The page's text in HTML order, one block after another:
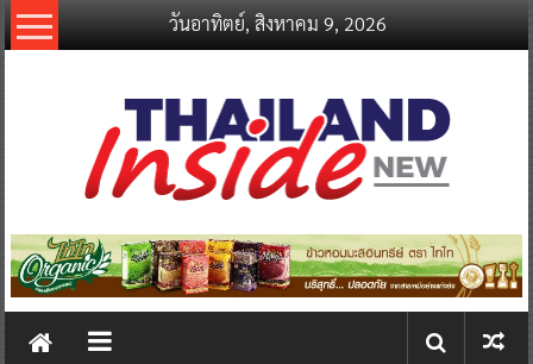
Skip
to
วันอาทิตย์, สิงหาคม 9, 2026
thailandinsidenew.com
Thailand
New